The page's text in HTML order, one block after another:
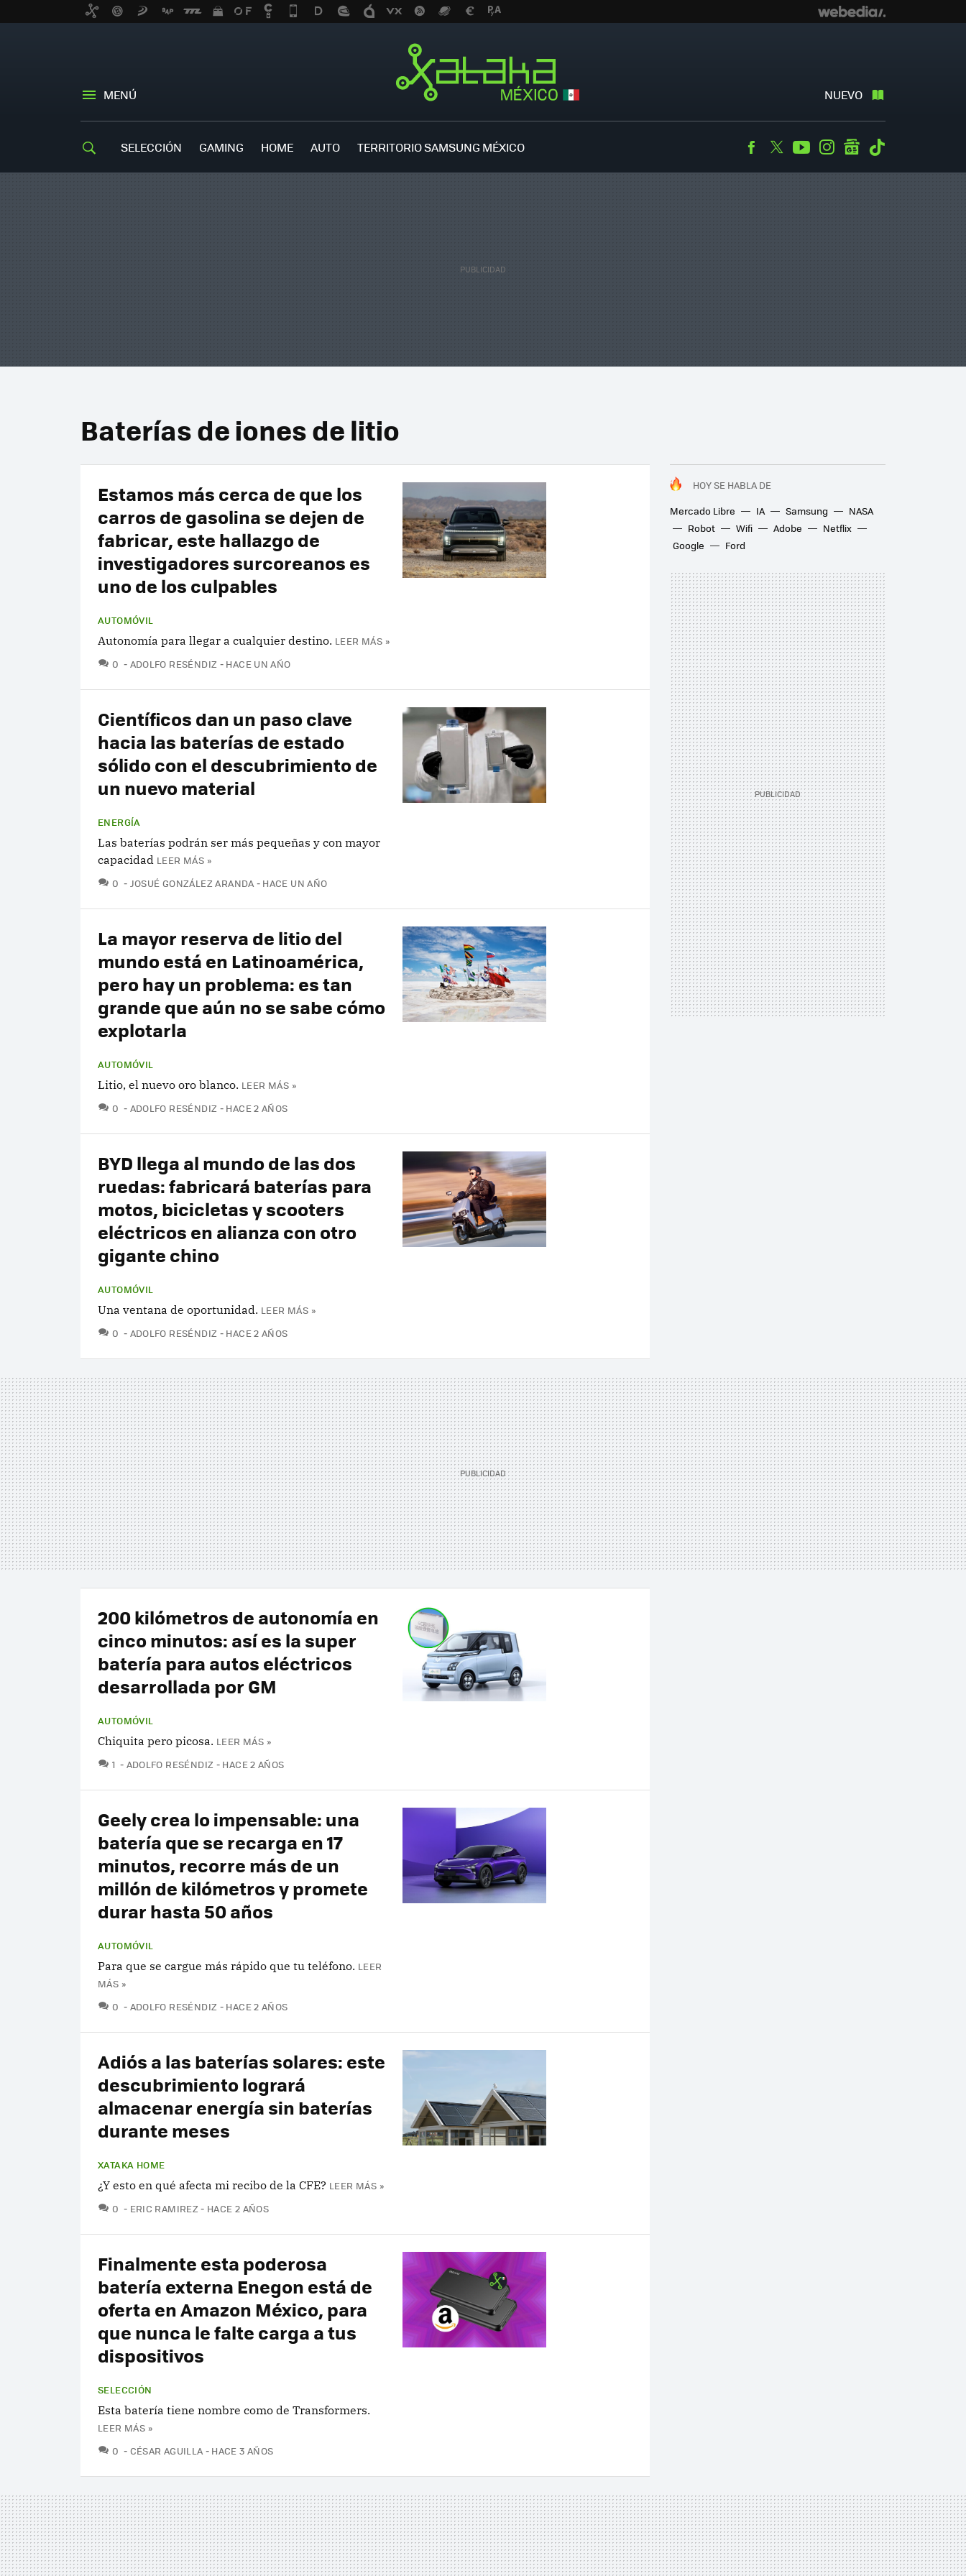
MENÚ NUEVO
SELECCIÓN GAMING HOME AUTO TERRITORIO SAMSUNG MÉXICO Facebook
TwitterYoutubeInstagramgooglenews
Baterías de iones de litio
HOY SE HABLA DE
Mercado Libre
IA Samsung
NASA
Robot
Wifi Adobe
Netflix
Google
Ford
Estamos más cerca de que los
carros de gasolina se dejen de
fabricar, este hallazgo de
investigadores surcoreanos es
uno de los culpables
AUTOMÓVIL
Autonomía para llegar a cualquier destino. LEER MÁS »
0 COMENTARIOS
ADOLFO RESÉNDIZ HACE UN AÑO
Científicos dan un paso clave
hacia las baterías de estado
sólido con el descubrimiento de
un nuevo material
ENERGÍA
Las baterías podrán ser más pequeñas y con mayor
capacidad LEER MÁS »
0 COMENTARIOS
JOSUÉ GONZÁLEZ ARANDA HACE UN AÑO
La mayor reserva de litio del
mundo está en Latinoamérica,
pero hay un problema: es tan
grande que aún no se sabe cómo
explotarla
AUTOMÓVIL
Litio, el nuevo oro blanco. LEER MÁS »
0 COMENTARIOS
ADOLFO RESÉNDIZ HACE 2 AÑOS
BYD llega al mundo de las dos
ruedas: fabricará baterías para
motos, bicicletas y scooters
eléctricos en alianza con otro
gigante chino
AUTOMÓVIL
Una ventana de oportunidad. LEER MÁS »
0 COMENTARIOS
ADOLFO RESÉNDIZ HACE 2 AÑOS
200 kilómetros de autonomía en
cinco minutos: así es la super
batería para autos eléctricos
desarrollada por GM
AUTOMÓVIL
Chiquita pero picosa. LEER MÁS »
1 COMENTARIOS
ADOLFO RESÉNDIZ HACE 2 AÑOS
Geely crea lo impensable: una
batería que se recarga en 17
minutos, recorre más de un
millón de kilómetros y promete
durar hasta 50 años
AUTOMÓVIL
Para que se cargue más rápido que tu teléfono. LEER
MÁS »
0 COMENTARIOS
ADOLFO RESÉNDIZ HACE 2 AÑOS
Adiós a las baterías solares: este
descubrimiento logrará
almacenar energía sin baterías
durante meses
XATAKA HOME
¿Y esto en qué afecta mi recibo de la CFE? LEER MÁS »
0 COMENTARIOS
ERIC RAMIREZ HACE 2 AÑOS
Finalmente esta poderosa
batería externa Enegon está de
oferta en Amazon México, para
que nunca le falte carga a tus
dispositivos
SELECCIÓN
Esta batería tiene nombre como de Transformers.
LEER MÁS »
0 COMENTARIOS
CÉSAR AGUILLA HACE 3 AÑOS